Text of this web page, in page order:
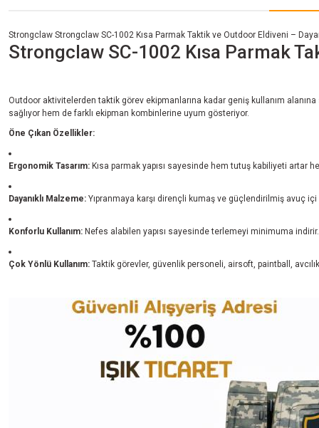
Strongclaw Strongclaw SC-1002 Kısa Parmak Taktik ve Outdoor Eldiveni –
Strongclaw SC-1002 Kısa Parmak
Outdoor aktivitelerden taktik görev ekipmanlarına kadar geniş kullanım alanına
sağlıyor hem de farklı ekipman kombinlerine uyum gösteriyor.
Öne Çıkan Özellikler:
Ergonomik Tasarım: Kısa parmak yapısı sayesinde hem tutuş kabiliyeti artar
Dayanıklı Malzeme: Yıpranmaya karşı dirençli kumaş ve güçlendirilmiş avuç
Konforlu Kullanım: Nefes alabilen yapısı sayesinde terlemeyi minimuma indirir.
Çok Yönlü Kullanım: Taktik görevler, güvenlik personeli, airsoft, paintball,